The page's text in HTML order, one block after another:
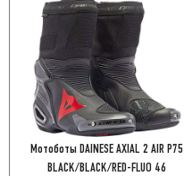
Мотоботы DAINESE AXIAL 2 AIR P75
BLACK/BLACK/RED-FLUO 46